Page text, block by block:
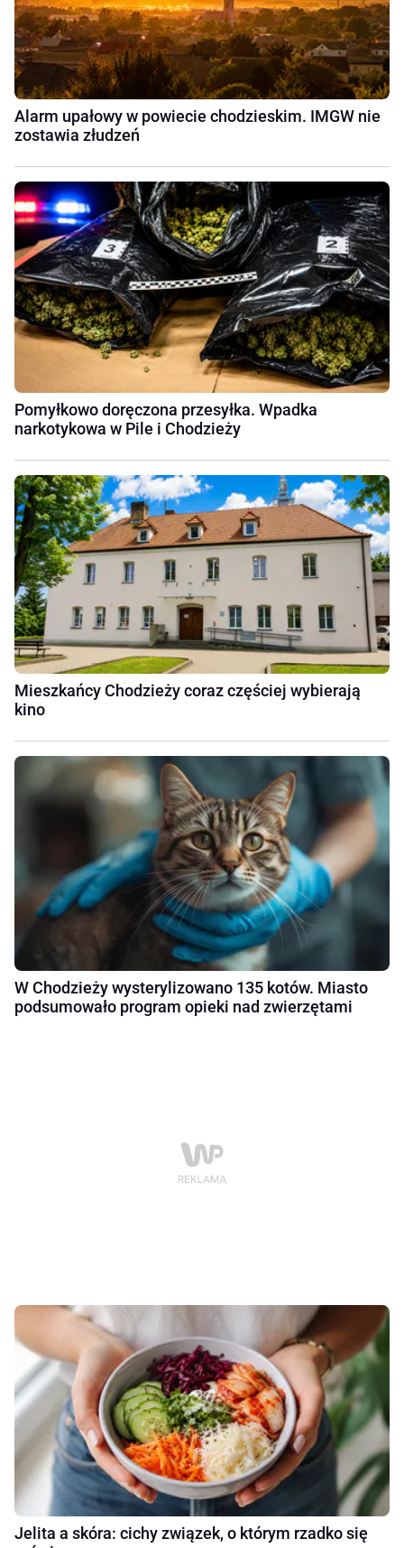
Alarm upałowy w powiecie chodzieskim. IMGW nie
zostawia złudzeń
Pomyłkowo doręczona przesyłka. Wpadka
narkotykowa w Pile i Chodzieży
Mieszkańcy Chodzieży coraz częściej wybierają
kino
W Chodzieży wysterylizowano 135 kotów. Miasto
podsumowało program opieki nad zwierzętami
Jelita a skóra: cichy związek, o którym rzadko się